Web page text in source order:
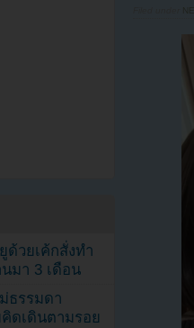
ด้วยเค้กสั่งทำ
มา 3 เดือน
ธรรมดา
ดเดินตามรอย